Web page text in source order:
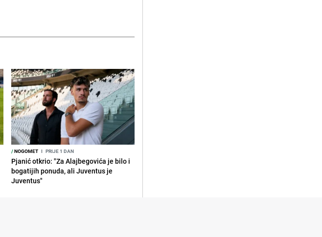
/NOGOMET I PRIJE 1 DAN
Pjanić otkrio: "Za Alajbegovića je bilo i
bogatijih ponuda, ali Juventus je
Juventus"